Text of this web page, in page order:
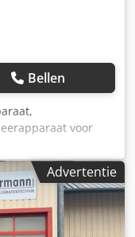
Bellen
voor
transportband,
voor
200 x 220 mm,
200/H200 mm -
Advertentie